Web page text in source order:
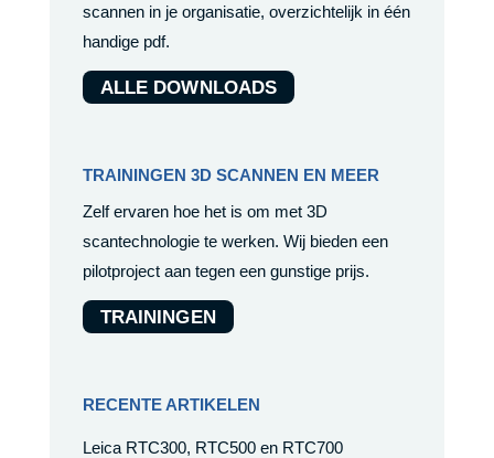
scannen in je organisatie, overzichtelijk in één
handige pdf.
ALLE DOWNLOADS
TRAININGEN 3D SCANNEN EN MEER
Zelf ervaren hoe het is om met 3D
scantechnologie te werken. Wij bieden een
pilotproject aan tegen een gunstige prijs.
TRAININGEN
RECENTE ARTIKELEN
Leica RTC300, RTC500 en RTC700